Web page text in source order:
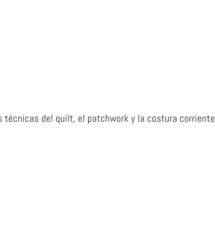
del quilt, el patchwork y la costura corriente